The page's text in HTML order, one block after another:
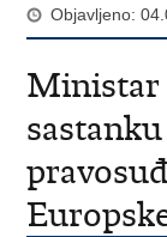
Objavljeno:
Ministar